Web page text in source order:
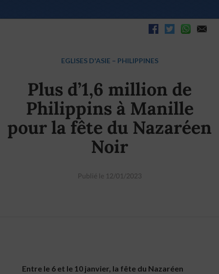
EGLISES D'ASIE – PHILIPPINES
Plus d’1,6 million de
Philippins à Manille
pour la fête du Nazaréen
Noir
Publié le 12/01/2023
Entre le 6 et le 10 janvier, la fête du Nazaréen